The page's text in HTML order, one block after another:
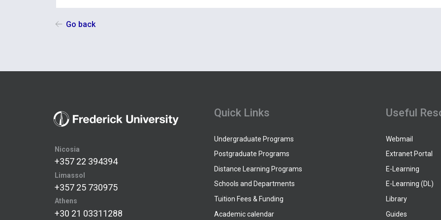
Go back
Nicosia
+357 22 394394
Limassol
+357 25 730975
Athens
+30 21 03311288
Quick Links
Undergraduate Programs
Postgraduate Programs
Distance Learning Programs
Schools and Departments
Tuition Fees & Funding
Academic calendar
Useful
Webmail
Extranet Portal
E-Learning
E-Learning (DL)
Library
Guides